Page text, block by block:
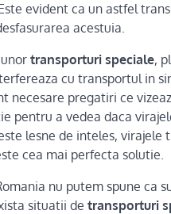
evident ca un astfel
acestuia.
transporturi speciale,
cu transportul in
necesare pregatiri ce
pentru a vedea daca
lesne de inteles,
cea mai perfecta solutie.
nu putem spune ca
situatii de transporturi